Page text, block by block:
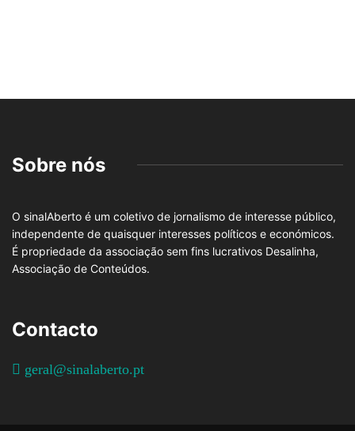
Sobre nós
O sinalAberto é um coletivo de jornalismo de interesse público,
independente de quaisquer interesses políticos e económicos.
É propriedade da associação sem fins lucrativos Desalinha,
Associação de Conteúdos.
Contacto
geral@sinalaberto.pt